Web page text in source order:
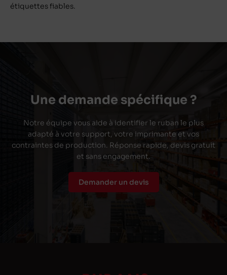
étiquettes fiables.
Une demande spécifique ?
Notre équipe vous aide à identifier le ruban le plus
adapté à votre support, votre imprimante et vos
contraintes de production. Réponse rapide, devis gratuit
et sans engagement.
Demander un devis